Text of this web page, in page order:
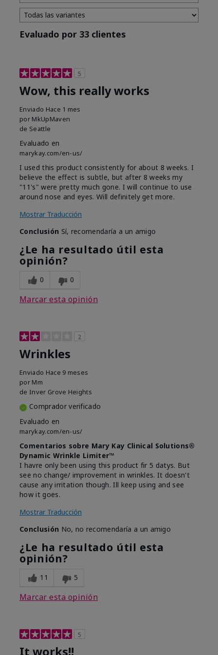
Evaluado por 33 clientes
5
Wow, this really works
Enviado Hace 1 mes
por MkUpMaven
de Seattle
Evaluado en
marykay.com/en-us/
I used this product consistently for about 8 weeks. I
believe the effect is subtle, but after 8 weeks my
"11's" were pretty much gone. I will continue to use
around nose and eyes. Will definitely get more.
Mostrar Traducción
Conclusión Sí, recomendaría a un amigo
¿Le ha resultado útil esta
opinión?
0 0
Marcar esta opinión
2
Wrinkles
Enviado Hace 9 meses
por Mm
de Inver Grove Heights
Comprador verificado
Evaluado en
marykay.com/en-us/
Comentarios sobre Mary Kay Clinical Solutions®
Dynamic Wrinkle Limiter™
I havre only been using this product fir 5 datys. But
see no change/ improvement in wrinkles. It doesn't
cause any irritation though. Ill keep using and see
how it goes.
Mostrar Traducción
Conclusión No, no recomendaría a un amigo
¿Le ha resultado útil esta
opinión?
11 5
Marcar esta opinión
5
It works!!